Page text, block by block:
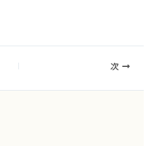
次